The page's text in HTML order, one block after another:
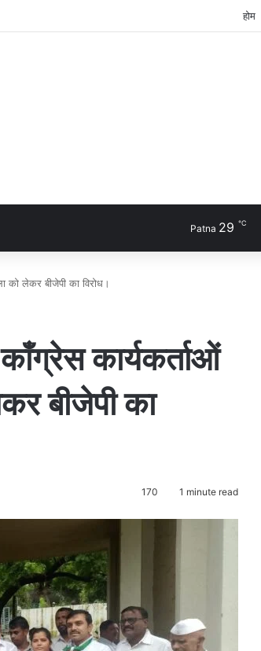
होम
Patna 29 ℃
को लेकर बीजेपी का विरोध।
कार्यकर्ताओं
बीजेपी का
170 1 minute read